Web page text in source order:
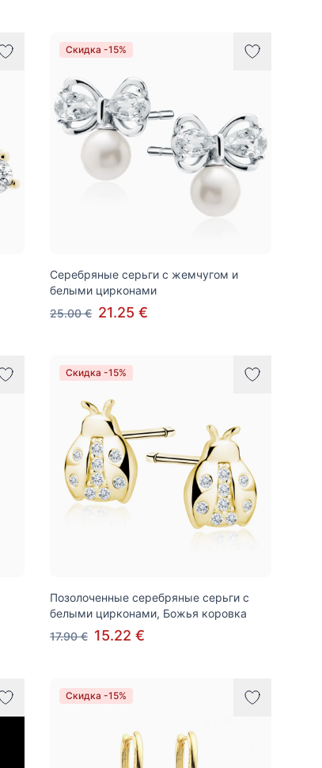
Скидка -15%
Серебряные серьги с жемчугом и
белыми цирконами
25.00 € 21.25 €
Скидка -15%
Позолоченные серебряные серьги с
белыми цирконами, Божья коровка
17.90 € 15.22 €
Скидка -15%